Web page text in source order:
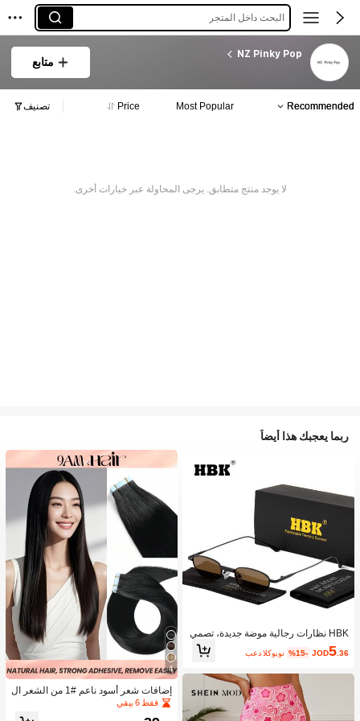
البحث داخل المتجر
NZ Pinky Pop
متابع
Recommended
Most Popular
Price تصنيف
لا يوجد منتج متطابق. يرجى المحاولة عبر خيارات أخرى.
ربما يعجبك هذا أيضاً
HBK نظارات رجالية موضة جديدة، تصمي
م إطار صغير بيضاوي، إكسسوار يومي، د
عامة تصوير، هدية عيد ميلاد، تغليف كامل
JOD5.36
%15- بعد الكوبون
4
إضافات شعر أسود ناعم #1 من الشعر ال
بشري لاصقة, امتدادات شعر حقيقية من ال
فقط 6 بيقي